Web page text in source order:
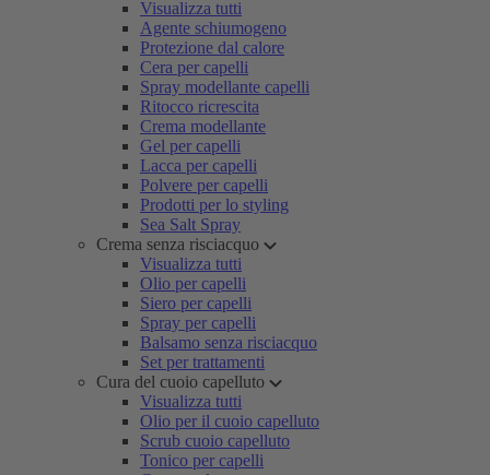
Visualizza tutti
Agente schiumogeno
Protezione dal calore
Cera per capelli
Spray modellante capelli
Ritocco ricrescita
Crema modellante
Gel per capelli
Lacca per capelli
Polvere per capelli
Prodotti per lo styling
Sea Salt Spray
Crema senza risciacquo
Visualizza tutti
Olio per capelli
Siero per capelli
Spray per capelli
Balsamo senza risciacquo
Set per trattamenti
Cura del cuoio capelluto
Visualizza tutti
Olio per il cuoio capelluto
Scrub cuoio capelluto
Tonico per capelli